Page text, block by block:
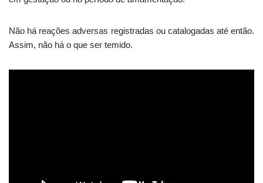
Não há reações adversas registradas ou catalogadas até então.
Assim, não há o que ser temido.